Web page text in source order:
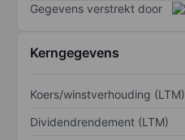
Gegevens verstrekt door
Kerngegevens
Koers/winstverhouding (LTM)
Dividendrendement (LTM)